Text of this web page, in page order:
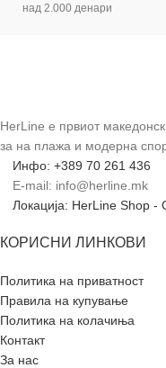
над 2.000 денари
HerLine е првиот
за на плажа и модерна
Инфо: +389 70 261 436
E-mail: info@herline.mk
Локација: HerLine Shop -
КОРИСНИ ЛИНКОВИ
Политика на приватност
Правила на купување
Политика на колачиња
Контакт
За нас